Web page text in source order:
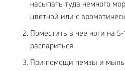
насыпать туда немного
цветной или с
Поместить в нее ноги на
распариться.
При помощи пемзы и